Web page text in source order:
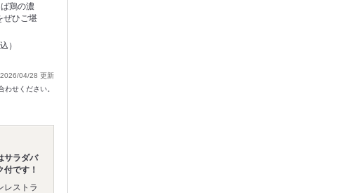
鶏の濃
ぜひご堪
）
2026/04/28 更新
せください。
サラダバ
付です！
レストラ